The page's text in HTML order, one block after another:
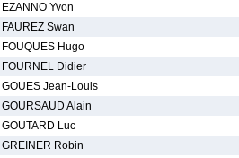
EZANNO Yvon
FAUREZ Swan
FOUQUES Hugo
FOURNEL Didier
GOUES Jean-Louis
GOURSAUD Alain
GOUTARD Luc
GREINER Robin